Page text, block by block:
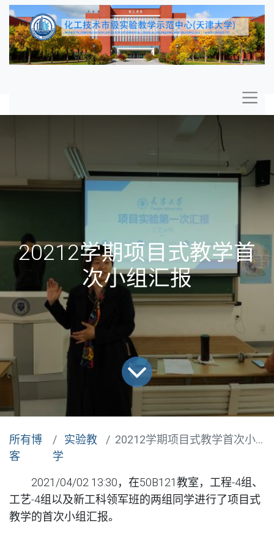
20212学期项目式教学首
次小组汇报
所有博
客
实验教
学
20212学期项目式教学首次小组汇报
2021/04/02 13:30，在50B121教室，工程-4组、
工艺-4组以及新工科领军班的两组同学进行了项目式
教学的首次小组汇报。